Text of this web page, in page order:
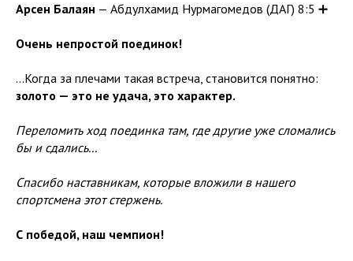
Арсен Балаян — Абдулхамид Нурмагомедов (ДАГ) 8:5 ➕
Очень непростой поединок!
…Когда за плечами такая встреча, становится понятно:
золото — это не удача, это характер.
Переломить ход поединка там, где другие уже сломались
бы и сдались...
Спасибо наставникам, которые вложили в нашего
спортсмена этот стержень.
С победой, наш чемпион!